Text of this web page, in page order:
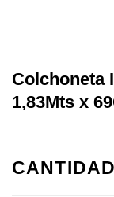
Colchoneta
1,83Mts x
CANTIDAD